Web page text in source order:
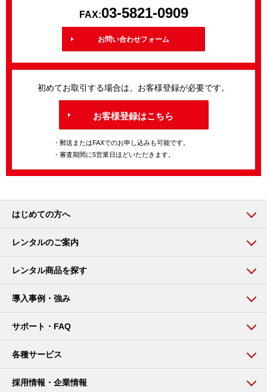
FAX:03-5821-0909
お問い合わせフォーム
初めてお取引する場合は、お客様登録が必要です。
お客様登録はこちら
・郵送またはFAXでのお申し込みも可能です。
・審査期間に5営業日ほどいただきます。
はじめての方へ
レンタルのご案内
レンタル商品を探す
導入事例・強み
サポート・FAQ
各種サービス
採用情報・企業情報